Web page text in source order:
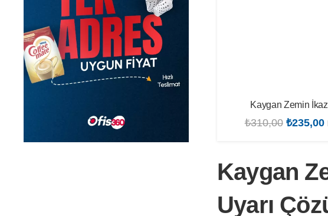
Kaygan Zemin
₺310,00 Orijinal
₺235,00
Kaygan
Uyarı